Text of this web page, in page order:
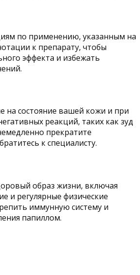
по применению, указанным на
к препарату, чтобы
эффекта и избежать
на состояние вашей кожи и при
реакций, таких как зуд
прекратите
к специалисту.
образ жизни, включая
и регулярные физические
иммунную систему и
папиллом.